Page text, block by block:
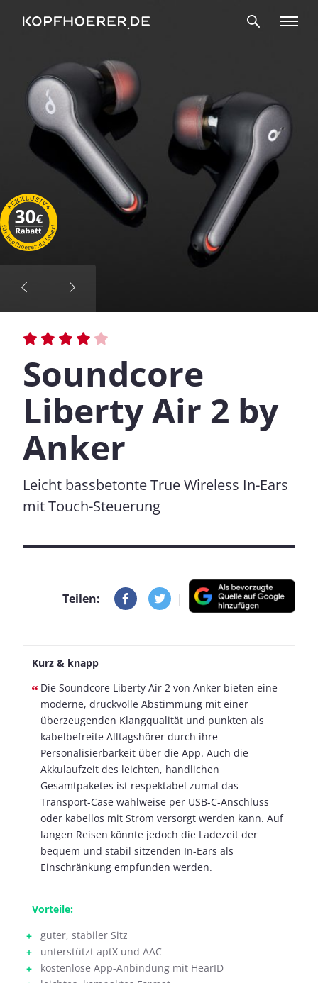
Soundcore
Liberty Air 2 by
Anker
Leicht bassbetonte True Wireless In-Ears
mit Touch-Steuerung
Teilen: |
Kurz & knapp
Die Soundcore Liberty Air 2 von Anker bieten eine
moderne, druckvolle Abstimmung mit einer
überzeugenden Klangqualität und punkten als
kabelbefreite Alltagshörer durch ihre
Personalisierbarkeit über die App. Auch die
Akkulaufzeit des leichten, handlichen
Gesamtpaketes ist respektabel zumal das
Transport-Case wahlweise per USB-C-Anschluss
oder kabellos mit Strom versorgt werden kann. Auf
langen Reisen könnte jedoch die Ladezeit der
bequem und stabil sitzenden In-Ears als
Einschränkung empfunden werden.
Vorteile:
guter, stabiler Sitz
unterstützt aptX und AAC
kostenlose App-Anbindung mit HearID